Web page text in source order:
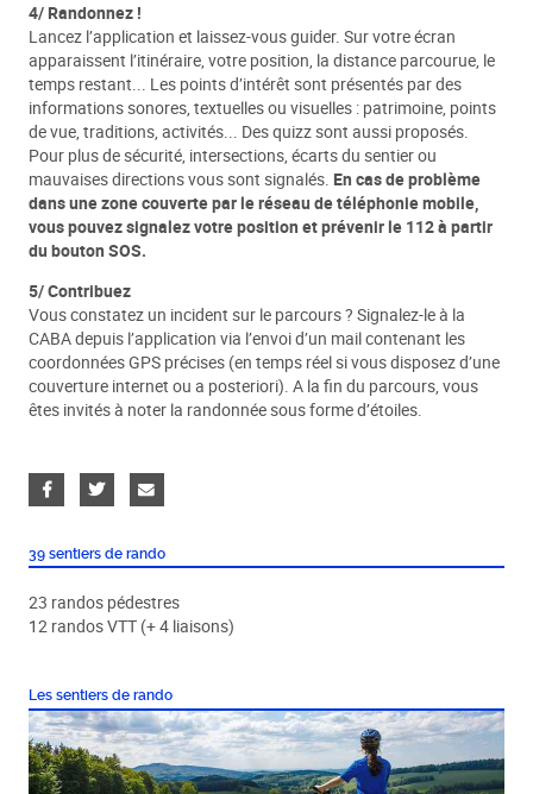
4/ Randonnez !
Lancez l’application et laissez-vous guider. Sur votre écran
apparaissent l’itinéraire, votre position, la distance parcourue, le
temps restant... Les points d’intérêt sont présentés par des
informations sonores, textuelles ou visuelles : patrimoine, points
de vue, traditions, activités... Des quizz sont aussi proposés.
Pour plus de sécurité, intersections, écarts du sentier ou
mauvaises directions vous sont signalés. En cas de problème
dans une zone couverte par le réseau de téléphonie mobile,
vous pouvez signalez votre position et prévenir le 112 à partir
du bouton SOS.
5/ Contribuez
Vous constatez un incident sur le parcours ? Signalez-le à la
CABA depuis l’application via l’envoi d’un mail contenant les
coordonnées GPS précises (en temps réel si vous disposez d’une
couverture internet ou a posteriori). A la fin du parcours, vous
êtes invités à noter la randonnée sous forme d’étoiles.
39 sentiers de rando
23 randos pédestres
12 randos VTT (+ 4 liaisons)
Les sentiers de rando